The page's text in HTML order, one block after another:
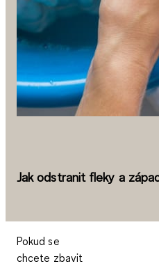
Jak odstranit fleky a
Pokud se
chcete zbavit